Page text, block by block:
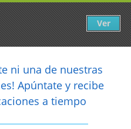
ni una de nuestras
Apúntate y recibe
a tiempo
Ver